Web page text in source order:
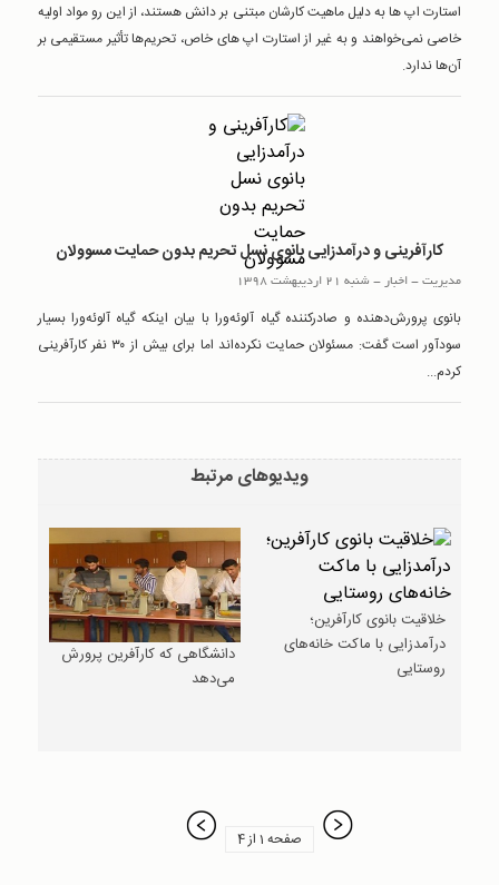
استارت اپ ها به دلیل ماهیت کارشان مبتنی بر دانش هستند، از این رو مواد اولیه
خاصی نمی‌خواهند و به غیر از استارت اپ های خاص، تحریم‌ها تأثیر مستقیمی بر
آن‌ها ندارد.
کارآفرینی و درآمدزایی بانوی نسل تحریم بدون حمایت مسوولان
مدیریت-اخبار - شنبه 21 اردیبهشت 1398
بانوی پرورش‌دهنده و صادرکننده گیاه آلوئه‌ورا با بیان اینکه گیاه آلوئه‌ورا بسیار
سودآور است گفت: مسئولان حمایت نکرده‌اند اما برای بیش از ۳۰ نفر کارآفرینی
کردم...
ویدیوهای مرتبط
خلاقیت بانوی کارآفرین؛
درآمدزایی با ماکت‌ خانه‌های
روستایی
دانشگاهی که کارآفرین پرورش
می‌دهد
صفحه 1 از 4